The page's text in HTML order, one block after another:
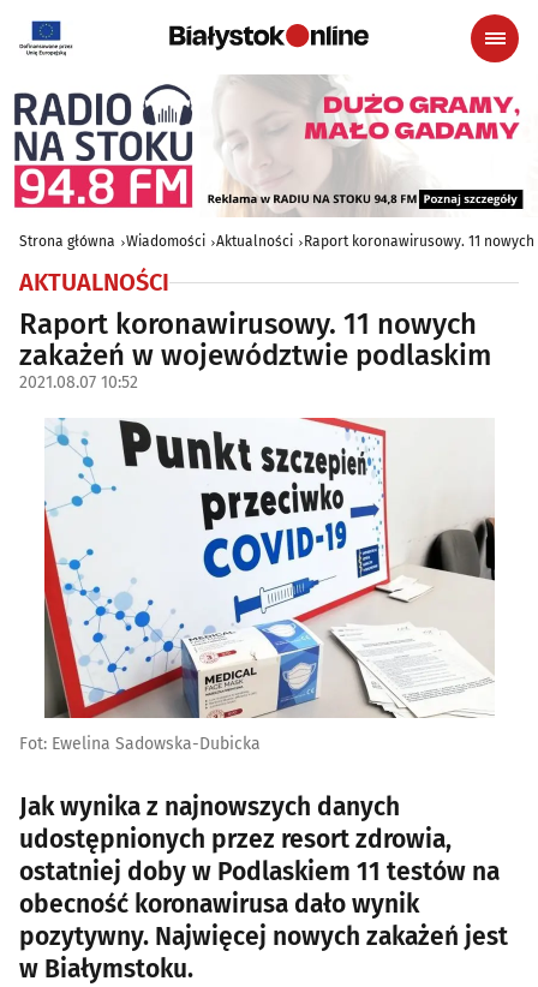
Strona główna Wiadomości Aktualności Raport koronawirusowy. 11
AKTUALNOŚCI
Raport koronawirusowy. 11 nowych
zakażeń w województwie podlaskim
2021.08.07 10:52
Fot: Ewelina Sadowska-Dubicka
Jak wynika z najnowszych danych
udostępnionych przez resort zdrowia,
ostatniej doby w Podlaskiem 11 testów na
obecność koronawirusa dało wynik
pozytywny. Najwięcej nowych zakażeń jest
w Białymstoku.